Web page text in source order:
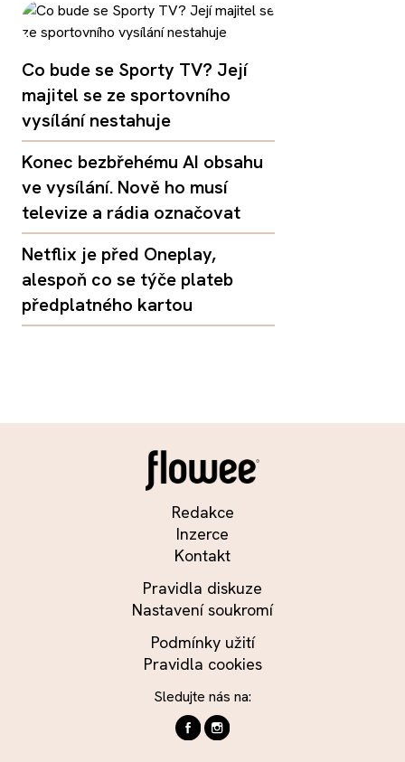
Co bude se Sporty TV? Její
majitel se ze sportovního
vysílání nestahuje
Konec bezbřehému AI obsahu
ve vysílání. Nově ho musí
televize a rádia označovat
Netflix je před Oneplay,
alespoň co se týče plateb
předplatného kartou
Redakce
Inzerce
Kontakt
Pravidla diskuze
Nastavení soukromí
Podmínky užití
Pravidla cookies
Sledujte nás na: